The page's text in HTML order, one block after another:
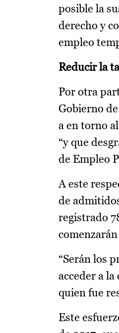
posible la
derecho y
empleo
Reducir la
Por otra
Gobierno
a en torno
“y que
de Empleo
A este
de
registrado
“Serán los
acceder a
quien fue
Este